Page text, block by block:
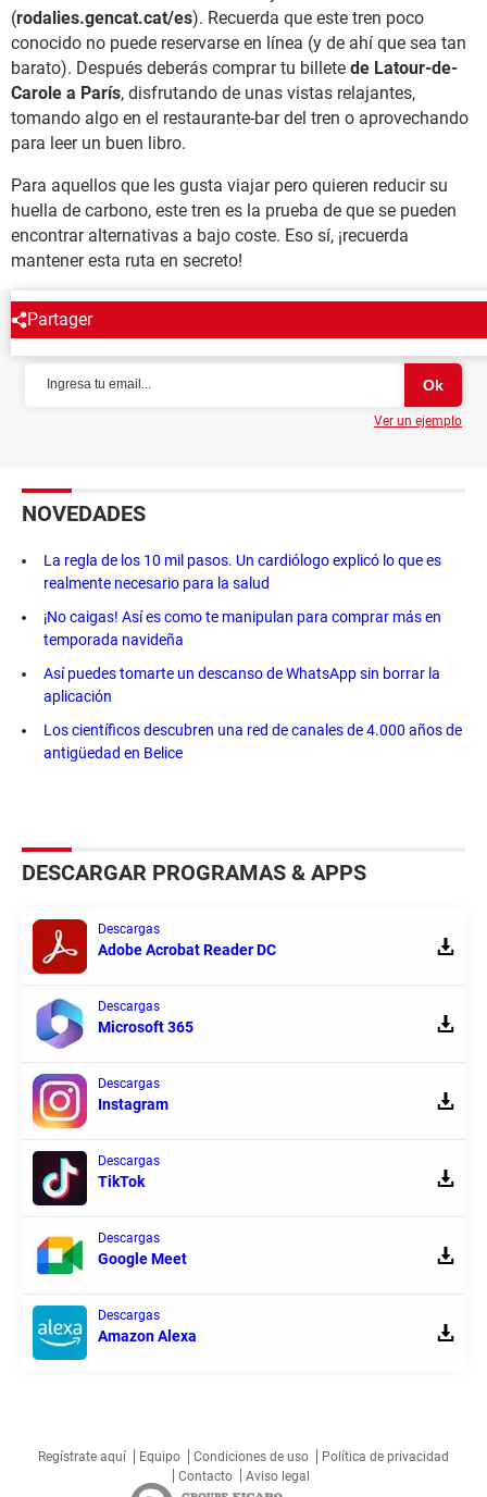
(rodalies.gencat.cat/es). Recuerda que este tren poco
conocido no puede reservarse en línea (y de ahí que sea tan
barato). Después deberás comprar tu billete de Latour-de-
Carole a París, disfrutando de unas vistas relajantes,
tomando algo en el restaurante-bar del tren o aprovechando
para leer un buen libro.
Para aquellos que les gusta viajar pero quieren reducir su
huella de carbono, este tren es la prueba de que se pueden
encontrar alternativas a bajo coste. Eso sí, ¡recuerda
mantener esta ruta en secreto!
Partager
NEWSLETTER
Ver un ejemplo
NOVEDADES
La regla de los 10 mil pasos. Un cardiólogo explicó lo que es
realmente necesario para la salud
¡No caigas! Así es como te manipulan para comprar más en
temporada navideña
Así puedes tomarte un descanso de WhatsApp sin borrar la
aplicación
Los científicos descubren una red de canales de 4.000 años de
antigüedad en Belice
DESCARGAR PROGRAMAS & APPS
Descargas
Adobe Acrobat Reader DC
Descargas
Microsoft 365
Descargas
Instagram
Descargas
TikTok
Descargas
Google Meet
Descargas
Amazon Alexa
Regístrate aquí Equipo Condiciones de uso
Política de privacidad
Contacto
Aviso legal